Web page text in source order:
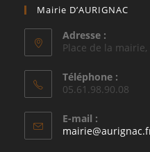
Mairie D’AURIGNAC
Adresse :
Place de la mairie,
Téléphone :
05.61.98.90.08
E-mail :